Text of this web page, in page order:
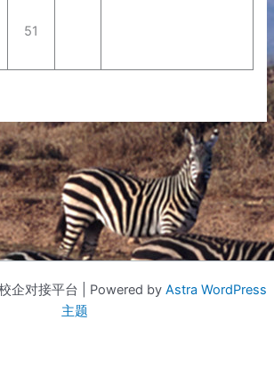
51
企对接平台 | Powered by Astra WordPress
主题